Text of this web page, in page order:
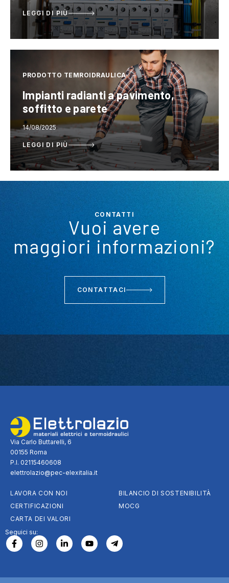
LEGGI DI PIÙ
PRODOTTO TEMROIDRAULICA
Impianti radianti a pavimento,
soffitto e parete
14/08/2025
LEGGI DI PIÙ
CONTATTI
Vuoi avere
maggiori informazioni?
CONTATTACI
Via Carlo Buttarelli, 6
00155 Roma
P.I. 02115460608
elettrolazio@pec-elexitalia.it
LAVORA CON NOI
CERTIFICAZIONI
CARTA DEI VALORI
BILANCIO DI SOSTENIBILITÀ
MOCG
Seguici su: